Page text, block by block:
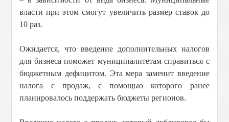
власти при этом смогут увеличить размер ставок до
10 раз.
Ожидается, что введение дополнительных налогов
для бизнеса поможет муниципалитетам справиться с
бюджетным дефицитом. Эта мера заменит введение
налога с продаж, с помощью которого ранее
планировалось поддержать бюджеты регионов.